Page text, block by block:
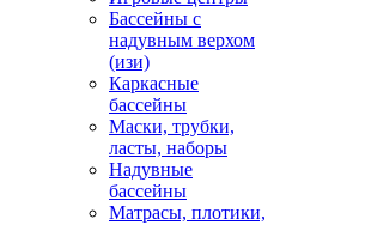
Бассейны с
надувным верхом
(изи)
Каркасные
бассейны
Маски, трубки,
ласты, наборы
Надувные
бассейны
Матрасы, плотики,